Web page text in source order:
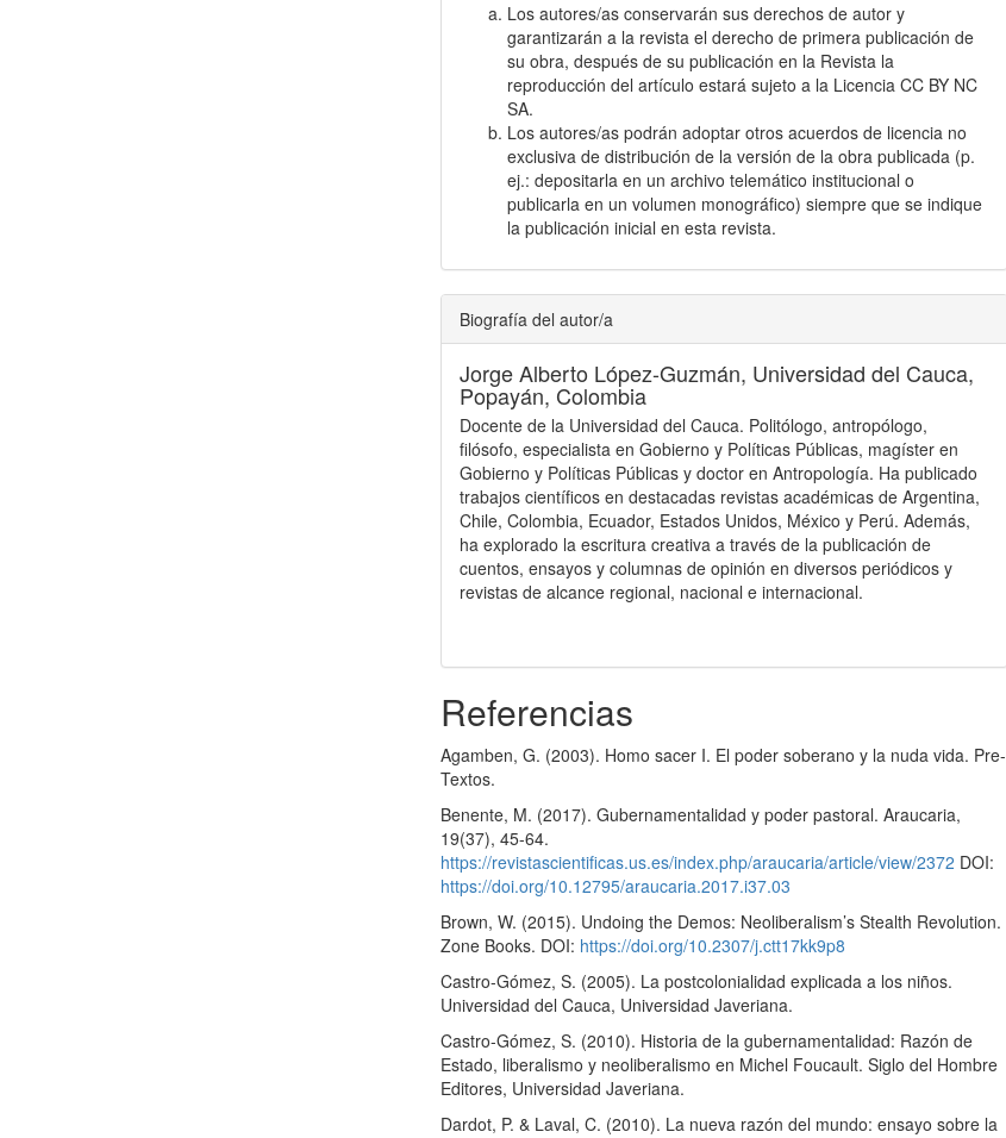
Los autores/as conservarán sus derechos de autor y
garantizarán a la revista el derecho de primera publicación de
su obra, después de su publicación en la Revista la
reproducción del artículo estará sujeto a la Licencia CC BY NC
SA.
Los autores/as podrán adoptar otros acuerdos de licencia no
exclusiva de distribución de la versión de la obra publicada (p.
ej.: depositarla en un archivo telemático institucional o
publicarla en un volumen monográfico) siempre que se indique
la publicación inicial en esta revista.
Biografía del autor/a
Jorge Alberto López-Guzmán, Universidad del Cauca,
Popayán, Colombia
Docente de la Universidad del Cauca. Politólogo, antropólogo,
filósofo, especialista en Gobierno y Políticas Públicas, magíster en
Gobierno y Políticas Públicas y doctor en Antropología. Ha publicado
trabajos científicos en destacadas revistas académicas de Argentina,
Chile, Colombia, Ecuador, Estados Unidos, México y Perú. Además,
ha explorado la escritura creativa a través de la publicación de
cuentos, ensayos y columnas de opinión en diversos periódicos y
revistas de alcance regional, nacional e internacional.
Referencias
Agamben, G. (2003). Homo sacer I. El poder soberano y la nuda vida. Pre-
Textos.
Benente, M. (2017). Gubernamentalidad y poder pastoral. Araucaria,
19(37), 45-64.
https://revistascientificas.us.es/index.php/araucaria/article/view/2372 DOI:
https://doi.org/10.12795/araucaria.2017.i37.03
Brown, W. (2015). Undoing the Demos: Neoliberalism’s Stealth Revolution.
Zone Books. DOI: https://doi.org/10.2307/j.ctt17kk9p8
Castro-Gómez, S. (2005). La postcolonialidad explicada a los niños.
Universidad del Cauca, Universidad Javeriana.
Castro-Gómez, S. (2010). Historia de la gubernamentalidad: Razón de
Estado, liberalismo y neoliberalismo en Michel Foucault. Siglo del Hombre
Editores, Universidad Javeriana.
Dardot, P. & Laval, C. (2010). La nueva razón del mundo: ensayo sobre la